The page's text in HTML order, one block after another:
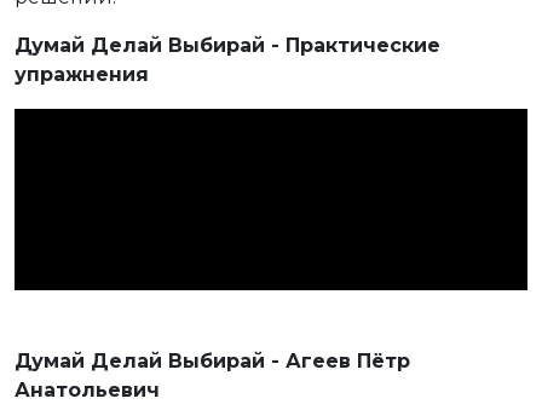
Думай Делай Выбирай - Практические
упражнения
Думай Делай Выбирай - Агеев Пётр
Анатольевич